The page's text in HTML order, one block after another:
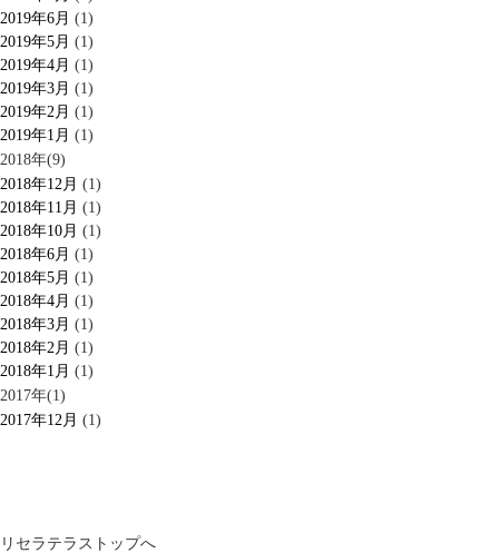
2019年6月 (1)
2019年5月 (1)
2019年4月 (1)
2019年3月 (1)
2019年2月 (1)
2019年1月 (1)
2018年(9)
2018年12月 (1)
2018年11月 (1)
2018年10月 (1)
2018年6月 (1)
2018年5月 (1)
2018年4月 (1)
2018年3月 (1)
2018年2月 (1)
2018年1月 (1)
2017年(1)
2017年12月 (1)
リセラテラストップへ